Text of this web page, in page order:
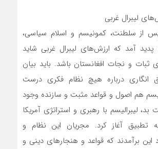
لیبرال غربی
پس از سلطنت، کمونیسم و اسلام سیاسی،
پدید آمد که ارزش‌های لیبرال غربی شاید
ثبات و نجات افغانستان باشد. باید بیان
درباره هیچ نظام فکری درست
هم اصول و قواعد مثبت و سازنده وجود
بد، لیبرالیسم با رهبری و استراتژی آمریکا
تطبیق آغاز کرد. مجریان این نظام و
برآمدند که قواعد و هنجارهای دینی و